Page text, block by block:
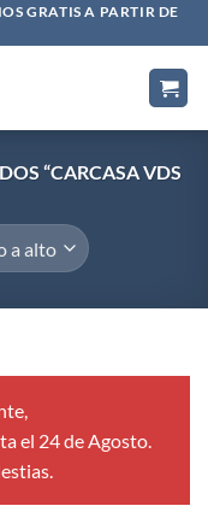
GRATIS A PARTIR DE
“CARCASA VDS
el 24 de Agosto.